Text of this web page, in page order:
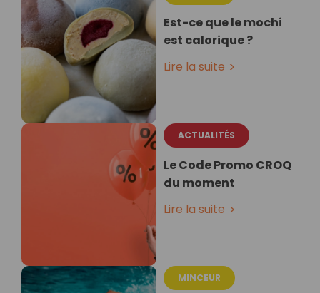
Est-ce que le mochi
est calorique ?
Lire la suite
ACTUALITÉS
Le Code Promo CROQ
du moment
Lire la suite
MINCEUR